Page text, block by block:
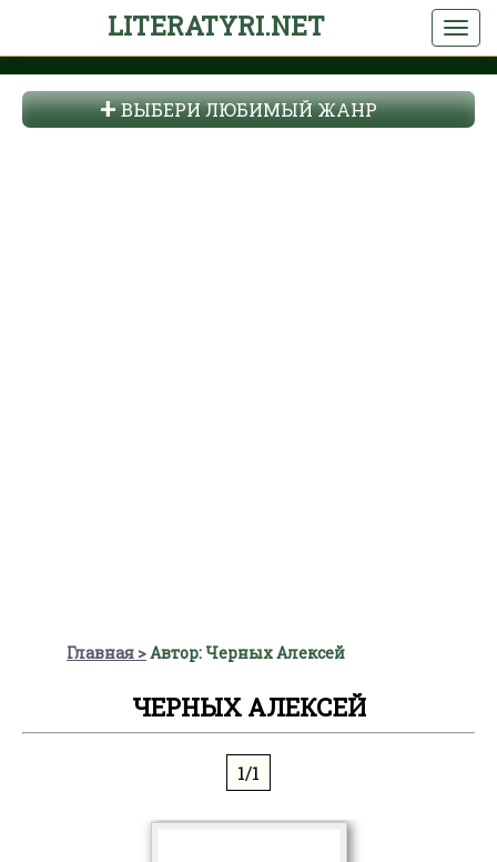
LITERATYRI.NET
ВЫБЕРИ ЛЮБИМЫЙ ЖАНР
Главная Автор: Черных Алексей
ЧЕРНЫХ АЛЕКСЕЙ
1/1